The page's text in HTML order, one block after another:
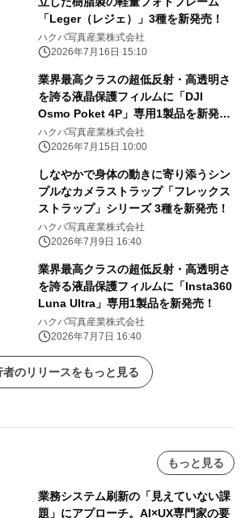
「Leger（レジェ）」3種を新発売！
ハクバ写真産業株式会社
2026年7月16日 15:10
業界最高クラスの超低反射・高透明さ
を誇る液晶保護フィルムに「DJI
Osmo Poket 4P」専用1製品を新発
売！
ハクバ写真産業株式会社
2026年7月15日 10:00
しなやかで身体の動きに寄り添うシン
プルなカメラストラップ「フレックス
ストラップ」シリーズ 3種を新発売！
ハクバ写真産業株式会社
2026年7月9日 16:40
業界最高クラスの超低反射・高透明さ
を誇る液晶保護フィルムに「Insta360
Luna Ultra」専用1製品を新発売！
ハクバ写真産業株式会社
2026年7月7日 16:40
者のリリースをもっと見る
もっと見る
業務システム刷新の「見えていない課
題」にアプローチ。AI×UX専門家の要